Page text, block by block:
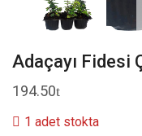
Adaçayı Fidesi
194.50
1 adet stokta